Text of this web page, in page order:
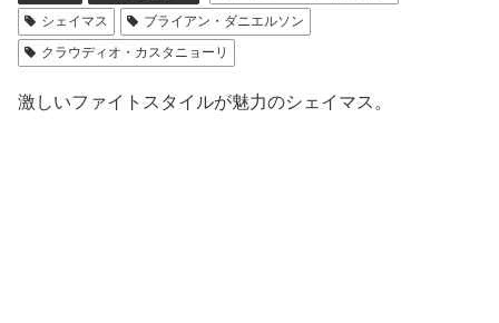
シェイマス
ブライアン・ダニエルソン
クラウディオ・カスタニョーリ
激しいファイトスタイルが魅力のシェイマス。